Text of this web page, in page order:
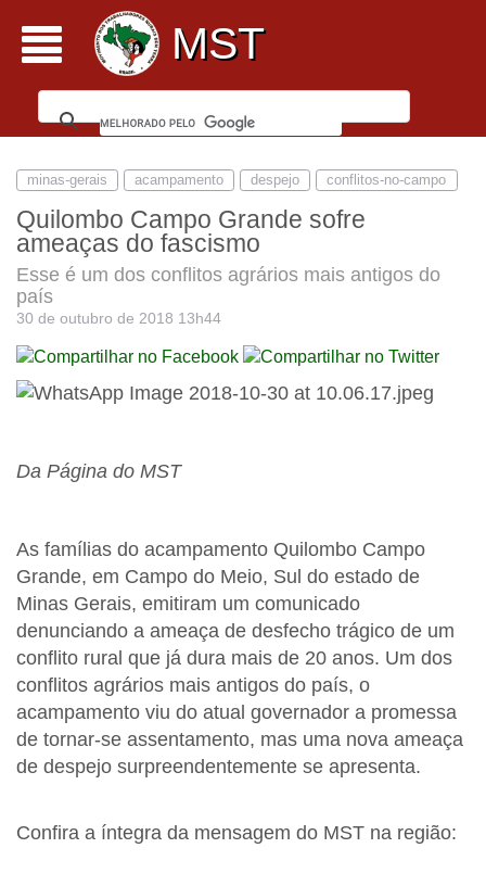
MST
minas-gerais acampamento despejo conflitos-no-campo
Quilombo Campo Grande sofre
ameaças do fascismo
Esse é um dos conflitos agrários mais antigos do
país
30 de outubro de 2018 13h44
Da Página do MST
As famílias do acampamento Quilombo Campo
Grande, em Campo do Meio, Sul do estado de
Minas Gerais, emitiram um comunicado
denunciando a ameaça de desfecho trágico de um
conflito rural que já dura mais de 20 anos. Um dos
conflitos agrários mais antigos do país, o
acampamento viu do atual governador a promessa
de tornar-se assentamento, mas uma nova ameaça
de despejo surpreendentemente se apresenta.
Confira a íntegra da mensagem do MST na região: